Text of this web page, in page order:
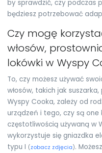
by sprawdzić, czy podczas
będziesz potrzebować
Czy mogę
włosów,
lokówki w Wyspy
To, czy możesz używać
włosów, takich jak
Wyspy Cooka, zależy od
urządzeń i tego, czy są
częstotliwością używaną w
wykorzystuje się gniazdka
typu I (zobacz zdjęcia).